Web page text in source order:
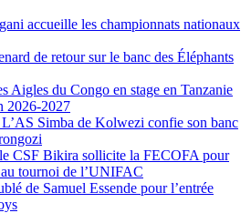
accueille les championnats nationaux
de retour sur le banc des Éléphants
Aigles du Congo en stage en Tanzanie
2026-2027
Simba de Kolwezi confie son banc
CSF Bikira sollicite la FECOFA pour
tournoi de l’UNIFAC
de Samuel Essende pour l’entrée